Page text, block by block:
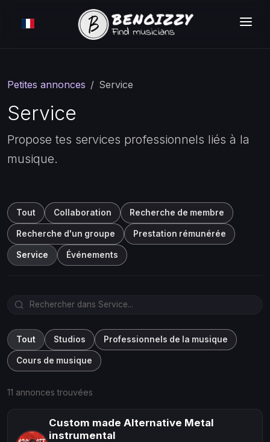
RECHERCHER
ANNONCES
TARIFS
CONNEXION
Petites annonces Service
Service
Propose tes services professionnels liés à la
musique.
Tout Collaboration Recherche de membre
Recherche d'un groupe Prestation rémunérée
Service Événements
Tout Studios Professionnels de la musique
Cours de musique
11 annonces trouvées
Custom made Alternative Metal
instrumental